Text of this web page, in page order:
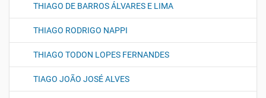
THIAGO DE BARROS ÁLVARES E LIMA
THIAGO RODRIGO NAPPI
THIAGO TODON LOPES FERNANDES
TIAGO JOÃO JOSÉ ALVES